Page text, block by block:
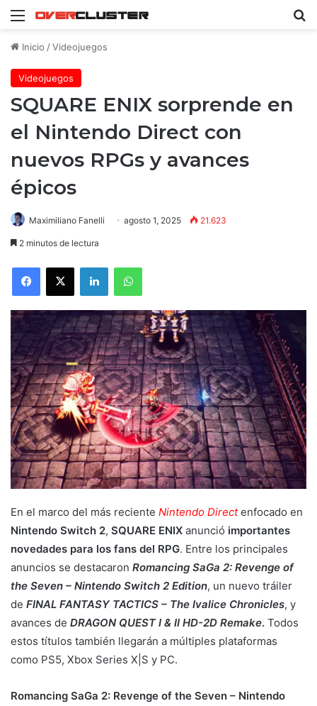
Menú
Inicio /Videojuegos
Videojuegos
SQUARE ENIX sorprende en
el Nintendo Direct con
nuevos RPGs y avances
épicos
Maximiliano Fanelli agosto 1, 2025 21.623
2 minutos de lectura
Facebook
X LinkedInWhatsApp
En el marco del más reciente Nintendo Direct enfocado en
Nintendo Switch 2, SQUARE ENIX anunció importantes
novedades para los fans del RPG. Entre los principales
anuncios se destacaron Romancing SaGa 2: Revenge of
the Seven – Nintendo Switch 2 Edition, un nuevo tráiler
de FINAL FANTASY TACTICS – The Ivalice Chronicles, y
avances de DRAGON QUEST I & II HD-2D Remake. Todos
estos títulos también llegarán a múltiples plataformas
como PS5, Xbox Series X|S y PC.
Romancing SaGa 2: Revenge of the Seven – Nintendo